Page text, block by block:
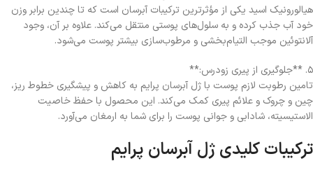
هیالورونیک اسید یکی از مؤثرترین ترکیبات آبرسان است که تا چندین برابر وزن
خود آب جذب کرده و به سلول‌های پوستی منتقل می‌کند. علاوه بر آن، وجود
آلانتوئین موجب التیام‌بخشی و مرطوب‌سازی بیشتر پوست می‌شود.
۵. **جلوگیری از پیری زودرس:**
تامین رطوبت لازم پوست با ژل آبرسان پرایم به کاهش و پیشگیری خطوط ریز،
چین و چروک و علائم پیری کمک می‌کند. این محصول با حفظ خاصیت
الاستیسیته، شادابی و جوانی پوست را برای شما به ارمغان می‌آورد.
ترکیبات کلیدی ژل آبرسان پرایم